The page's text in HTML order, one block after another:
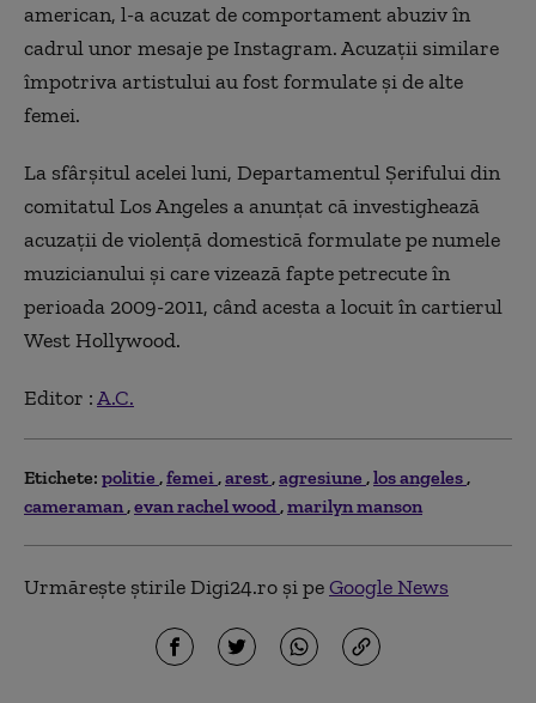
american, l-a acuzat de comportament abuziv în
cadrul unor mesaje pe Instagram. Acuzaţii similare
împotriva artistului au fost formulate şi de alte
femei.
La sfârşitul acelei luni, Departamentul Şerifului din
comitatul Los Angeles a anunţat că investighează
acuzaţii de violenţă domestică formulate pe numele
muzicianului şi care vizează fapte petrecute în
perioada 2009-2011, când acesta a locuit în cartierul
West Hollywood.
Editor :A.C.
Etichete: politie femei arest agresiune los angeles
cameraman evan rachel wood marilyn manson
Urmărește știrile Digi24.ro și peGoogle News